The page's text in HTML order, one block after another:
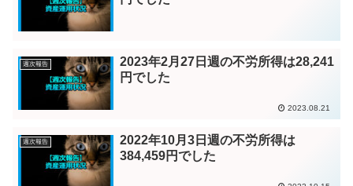
週次報告
2023年2月27日週の不労所得は28,241
円でした
2023.08.21
週次報告
2022年10月3日週の不労所得は
384,459円でした